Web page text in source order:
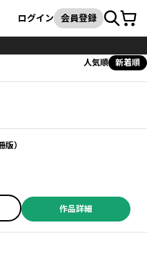
検索
ログイン 会員登録カート
人気順 新着順
）
作品詳細